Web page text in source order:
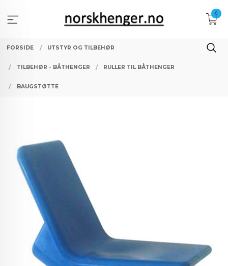
innholdet
0
FORSIDE UTSTYR OG TILBEHØR
TILBEHØR - BÅTHENGER RULLER TIL BÅTHENGER
BAUGSTØTTE